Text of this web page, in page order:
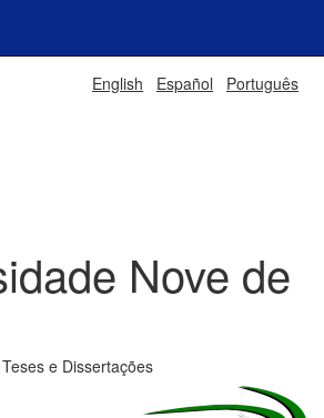
English Español Português
Nove de
e Dissertações